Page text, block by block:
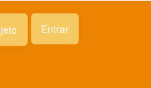
Entrar